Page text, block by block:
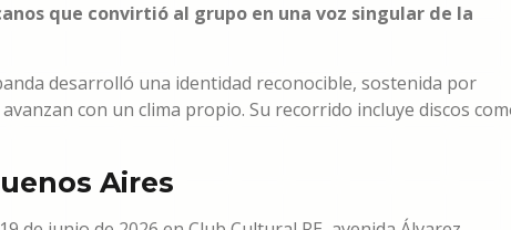
que convirtió al grupo en una voz singular de la
desarrolló una identidad reconocible, sostenida por
con un clima propio. Su recorrido incluye discos
Aires